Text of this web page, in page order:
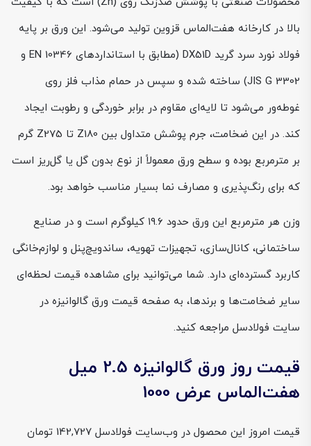
بالا در کارخانه هفت‌الماس قزوین تولید می‌شود. این ورق بر پایه
فولاد نورد سرد گرید DX51D (مطابق با استانداردهای EN 10346 و
JIS G 3302) ساخته شده و سپس در حمام مذاب فلز روی
غوطه‌ور می‌شود تا لایه‌ای مقاوم در برابر خوردگی و رطوبت ایجاد
کند. در این ضخامت، جرم پوشش متداول بین Z180 تا Z275 گرم
بر مترمربع بوده و سطح ورق معمولاً از نوع بدون گل یا گل‌ریز است
که برای رنگ‌پذیری و مصارف نما بسیار مناسب خواهد بود.
وزن هر مترمربع این ورق حدود ۱۹.۶ کیلوگرم است و در صنایع
ساختمانی، کانال‌سازی، تجهیزات تهویه، ساندویچ‌پنل و لوازم‌خانگی
کاربرد گسترده‌ای دارد. شما می‌توانید برای مشاهده قیمت لحظه‌ای
سایر ضخامت‌ها و برندها، به صفحه قیمت ورق گالوانیزه در
سایت فولادسل مراجعه کنید.
قیمت روز ورق گالوانیزه 2.5 میل
هفت‌الماس عرض 1000
قیمت امروز این محصول در وب‌سایت فولادسل 142,727 تومان